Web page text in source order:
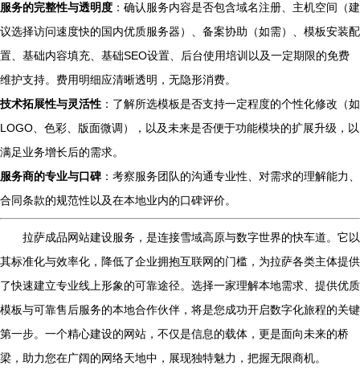
服务的完整性与透明度 ：确认服务内容是否包含域名注册、主机空间（建
议选择访问速度快的国内优质服务器）、备案协助（如需）、模板安装配
置、基础内容填充、基础SEO设置、后台使用培训以及一定期限的免费
维护支持。费用明细应清晰透明，无隐形消费。
技术拓展性与灵活性 ：了解所选模板是否支持一定程度的个性化修改（如
LOGO、色彩、版面微调），以及未来是否便于功能模块的扩展升级，以
满足业务增长后的需求。
服务商的专业与口碑 ：考察服务团队的沟通专业性、对需求的理解能力、
合同条款的规范性以及在本地业内的口碑评价。
拉萨成品网站建设服务，是连接雪域高原与数字世界的快车道。它以
其标准化与效率化，降低了企业拥抱互联网的门槛，为拉萨各类主体提供
了快速建立专业线上形象的可靠途径。选择一家理解本地需求、提供优质
模板与可靠售后服务的本地合作伙伴，将是您成功开启数字化旅程的关键
第一步。一个精心建设的网站，不仅是信息的载体，更是面向未来的桥
梁，助力您在广阔的网络天地中，展现独特魅力，把握无限商机。